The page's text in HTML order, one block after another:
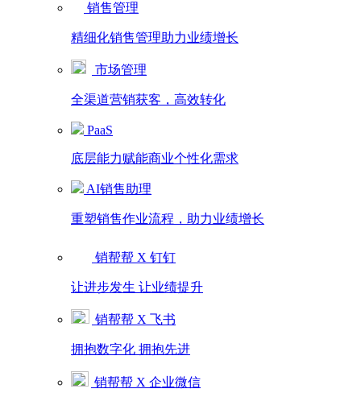
销售管理
精细化销售管理助力业绩增长
市场管理
全渠道营销获客，高效转化
PaaS
底层能力赋能商业个性化需求
AI销售助理
重塑销售作业流程，助力业绩增长
销帮帮 X 钉钉
让进步发生 让业绩提升
销帮帮 X 飞书
拥抱数字化 拥抱先进
销帮帮 X 企业微信